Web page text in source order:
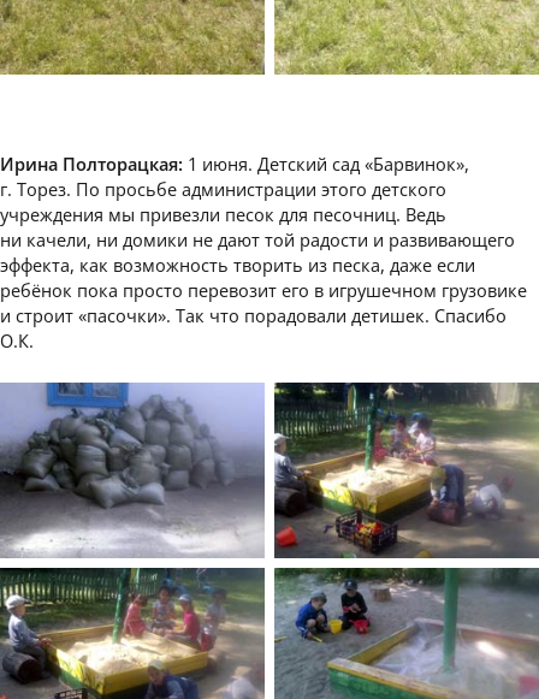
Ирина Полторацкая: 1 июня. Детский сад «Барвинок»,
г. Торез. По просьбе администрации этого детского
учреждения мы привезли песок для песочниц. Ведь
ни качели, ни домики не дают той радости и развивающего
эффекта, как возможность творить из песка, даже если
ребёнок пока просто перевозит его в игрушечном грузовике
и строит «пасочки». Так что порадовали детишек. Спасибо
О.К.